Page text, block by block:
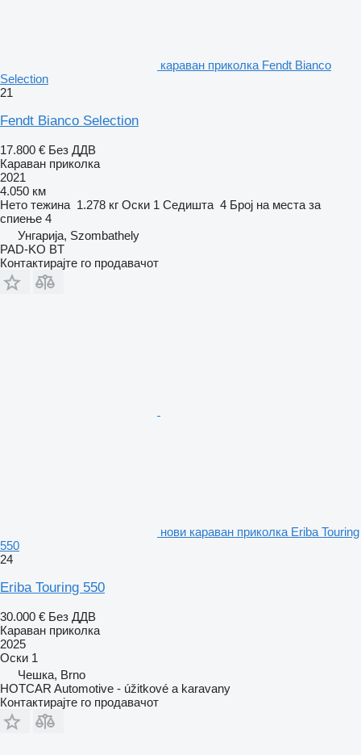
караван приколка Fendt Bianco
Selection
21
Fendt Bianco Selection
17.800 € Без ДДВ
Караван приколка
2021
4.050 км
Нето тежина 1.278 кг Оски 1 Седишта 4 Број на места за
спиење 4
Унгарија, Szombathely
PAD-KO BT
Контактирајте го продавачот
нови караван приколка Eriba Touring
550
24
Eriba Touring 550
30.000 € Без ДДВ
Караван приколка
2025
Оски 1
Чешка, Brno
HOTCAR Automotive - úžitkové a karavany
Контактирајте го продавачот